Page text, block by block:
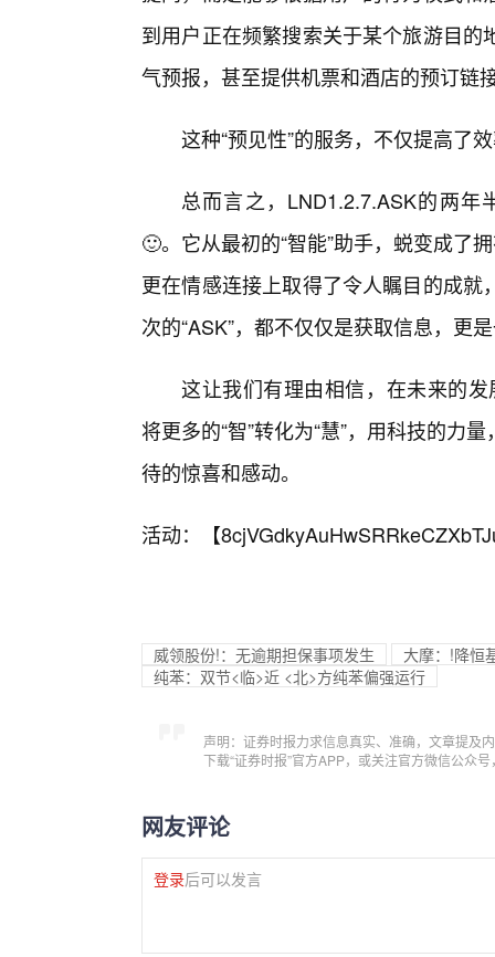
到用户正在频繁搜索关于某个旅游目
气预报，甚至提供机票和酒店的预订链
这种“预见性”的服务，不仅提高了
总而言之，LND1.2.7.ASK的两
🙂。它从最初的“智能”助手，蜕变成了
更在情感连接上取得了令人瞩目的成
次的“ASK”，都不仅仅是获取信息，更
这让我们有理由相信，在未来的
将更多的“智”转化为“慧”，用科技的力
待的惊喜和感动。
活动：【
威领股份!：无逾期担保事项发生
大摩：!降恒
纯苯：双节<临>近 <北>方纯苯偏强运行
声明：证券时报力求信息真实、准确，文章提及
下载“证券时报”官方APP，或关注官方微信公众
网友评论
登录后可以发言